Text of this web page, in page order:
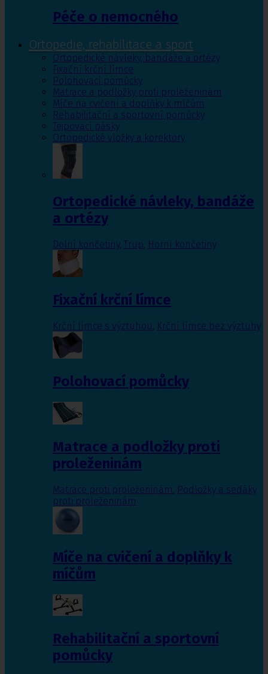
Péče o nemocného
Ortopedie, rehabilitace a sport
Ortopedické návleky, bandáže a ortézy
Fixační krční límce
Polohovací pomůcky
Matrace a podložky proti proleženinám
Míče na cvičení a doplňky k míčům
Rehabilitační a sportovní pomůcky
Tejpovací pásky
Ortopedické vložky a korektory
Ortopedické návleky, bandáže
a ortézy
Dolní končetiny, Trup, Horní končetiny
Fixační krční límce
Krční límce s výztuhou Krční límce bez výztuhy
Polohovací pomůcky
Matrace a podložky proti
proleženinám
Matrace proti proleženinám, Podložky a sedáky
proti proleženinám
Míče na cvičení a doplňky k
míčům
Rehabilitační a sportovní
pomůcky